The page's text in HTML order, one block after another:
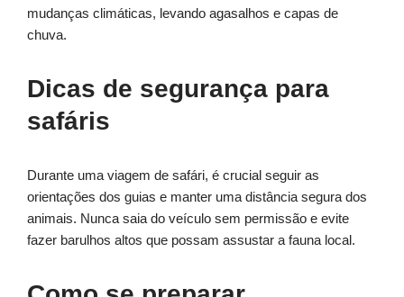
mudanças climáticas, levando agasalhos e capas de
chuva.
Dicas de segurança para
safáris
Durante uma viagem de safári, é crucial seguir as
orientações dos guias e manter uma distância segura dos
animais. Nunca saia do veículo sem permissão e evite
fazer barulhos altos que possam assustar a fauna local.